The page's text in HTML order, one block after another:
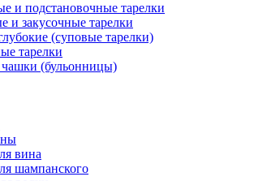
и подстановочные тарелки
и закусочные тарелки
(суповые тарелки)
тарелки
(бульонницы)
вина
шампанского